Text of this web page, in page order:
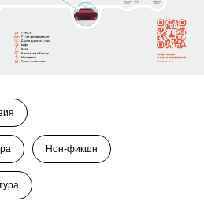
Нон-фикшн